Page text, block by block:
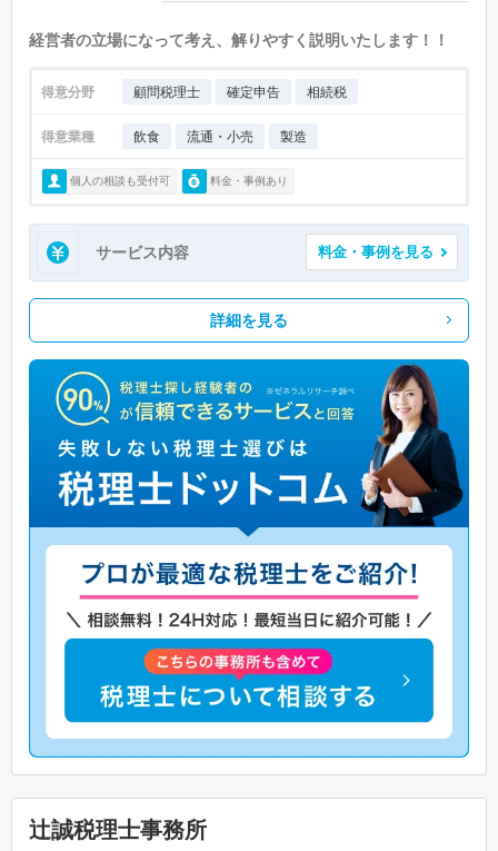
経営者の立場になって考え、解りやすく説明いたします！！
得意分野 顧問税理士 確定申告 相続税
得意業種 飲食 流通・小売 製造
個人の相談も受付可 料金・事例あり
サービス内容 料金・事例を見る
詳細を見る
辻誠税理士事務所